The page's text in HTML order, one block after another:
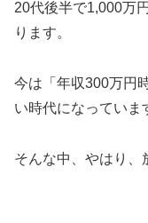
20代後半で1,000万
ります。
今は「年収300万円
い時代になっていま
そんな中、やはり、